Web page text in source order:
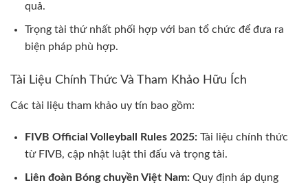
quả.
Trọng tài thứ nhất phối hợp với ban tổ chức để đưa ra
biện pháp phù hợp.
Tài Liệu Chính Thức Và Tham Khảo Hữu Ích
Các tài liệu tham khảo uy tín bao gồm:
FIVB Official Volleyball Rules 2025:Tài liệu chính thức
từ FIVB, cập nhật luật thi đấu và trọng tài.
Liên đoàn Bóng chuyền Việt Nam:Quy định áp dụng